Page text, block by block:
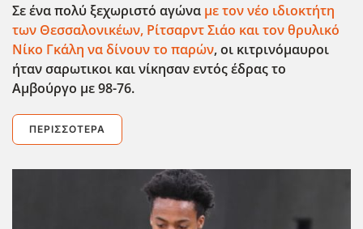
Σε ένα πολύ ξεχωριστό αγώνα με τον νέο ιδιοκτήτη
των Θεσσαλονικέων, Ρίτσαρντ Σιάο και τον θρυλικό
Νίκο Γκάλη να δίνουν το παρών, οι κιτρινόμαυροι
ήταν σαρωτικοι και νίκησαν εντός έδρας το
Αμβούργο με 98-76.
ΠΕΡΙΣΣΌΤΕΡΑ